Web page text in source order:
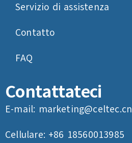
Servizio di assistenza
Contatto
FAQ
Contattateci
E-mail: marketing@celtec.cn
Cellulare: +86 18560013985